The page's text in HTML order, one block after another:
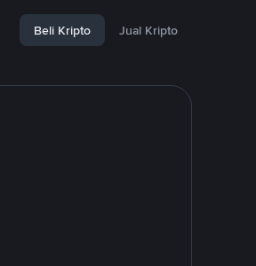
Beli Kripto Jual Kripto